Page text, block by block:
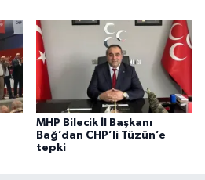
MHP Bilecik İl Başkanı
Bağ’dan CHP’li Tüzün’e
tepki